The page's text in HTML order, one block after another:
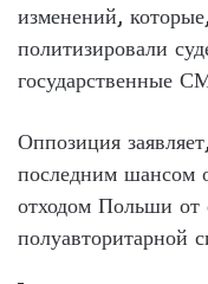
изменений,
политизировали
государственные
Оппозиция
последним шансом
отходом Польши от
полуавторитарной